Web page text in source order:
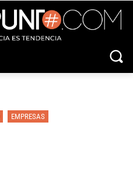
EMPRESAS